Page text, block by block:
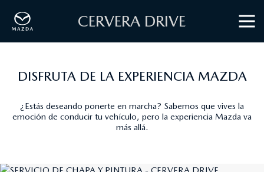
CERVERA DRIVE
DISFRUTA DE LA EXPERIENCIA MAZDA
¿Estás deseando ponerte en marcha? Sabemos que vives la
emoción de conducir tu vehículo, pero la experiencia Mazda va
más allá.